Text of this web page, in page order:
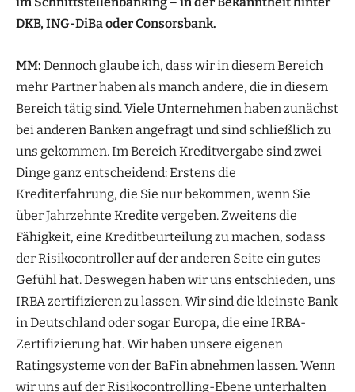
DKB, ING-DiBa oder Consorsbank.
MM: Dennoch glaube ich, dass wir in diesem Bereich
mehr Partner haben als manch andere, die in diesem
Bereich tätig sind. Viele Unternehmen haben zunächst
bei anderen Banken angefragt und sind schließlich zu
uns gekommen. Im Bereich Kreditvergabe sind zwei
Dinge ganz entscheidend: Erstens die
Krediterfahrung, die Sie nur bekommen, wenn Sie
über Jahrzehnte Kredite vergeben. Zweitens die
Fähigkeit, eine Kreditbeurteilung zu machen, sodass
der Risikocontroller auf der anderen Seite ein gutes
Gefühl hat. Deswegen haben wir uns entschieden, uns
IRBA zertifizieren zu lassen. Wir sind die kleinste Bank
in Deutschland oder sogar Europa, die eine IRBA-
Zertifizierung hat. Wir haben unsere eigenen
Ratingsysteme von der BaFin abnehmen lassen. Wenn
wir uns auf der Risikocontrolling-Ebene unterhalten